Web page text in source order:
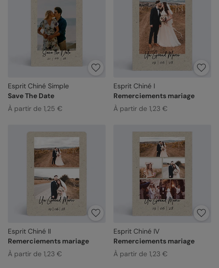
Esprit Chiné Simple
Save The Date
À partir de 1,25 €
Esprit Chiné I
Remerciements mariage
À partir de 1,23 €
Esprit Chiné II
Remerciements mariage
À partir de 1,23 €
Esprit Chiné IV
Remerciements mariage
À partir de 1,23 €